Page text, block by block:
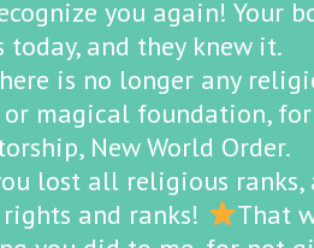
you again! Your
today, and they knew it.
is no longer any
magical foundation,
New World Order.
lost all religious ranks,
and ranks!
That